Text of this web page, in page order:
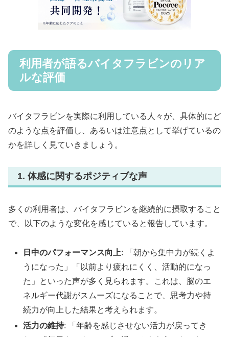
利用者が語るバイタフラビンのリア
ルな評価
バイタフラビンを実際に利用している人々が、具体的にど
のような点を評価し、あるいは注意点として挙げているの
かを詳しく見ていきましょう。
1. 体感に関するポジティブな声
多くの利用者は、バイタフラビンを継続的に摂取すること
で、以下のような変化を感じていると報告しています。
日中のパフォーマンス向上: 「朝から集中力が続くよ
うになった」「以前より疲れにくく、活動的になっ
た」といった声が多く見られます。これは、脳のエ
ネルギー代謝がスムーズになることで、思考力や持
続力が向上した結果と考えられます。
活力の維持: 「年齢を感じさせない活力が戻ってき